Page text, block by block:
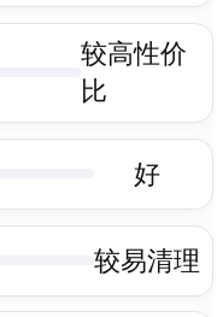
较高性价
比
好
较易清理